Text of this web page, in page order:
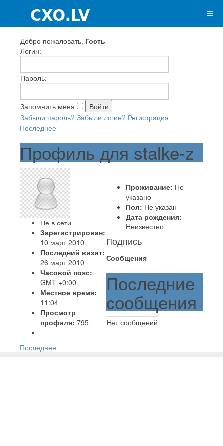
Добро пожаловать, Гость
Логин:
Пароль:
Запомнить меня
Забыли пароль? Забыли логин? Регистрация
Последнее
Профиль для stalke-z
Не в сети
Зарегистрирован:
10 март 2010
Последний визит:
26 март 2010
Часовой пояс:
GMT +0:00
Местное время:
11:04
Просмотр
профиля: 795
Проживание: Не
указано
Пол: Не указан
Дата рождения:
Неизвестно
Подпись
Сообщения
Последние
сообщения
Нет сообщений
Последнее